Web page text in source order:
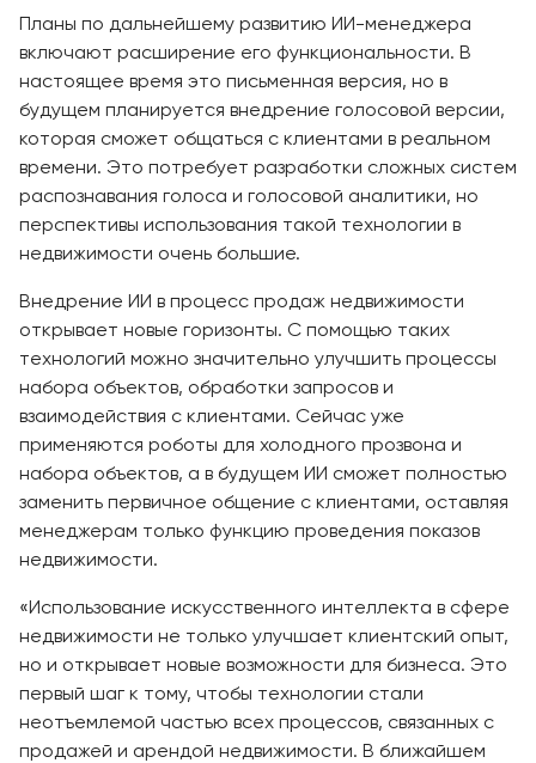
Планы по дальнейшему развитию ИИ-менеджера
включают расширение его функциональности. В
настоящее время это письменная версия, но в
будущем планируется внедрение голосовой версии,
которая сможет общаться с клиентами в реальном
времени. Это потребует разработки сложных систем
распознавания голоса и голосовой аналитики, но
перспективы использования такой технологии в
недвижимости очень большие.
Внедрение ИИ в процесс продаж недвижимости
открывает новые горизонты. С помощью таких
технологий можно значительно улучшить процессы
набора объектов, обработки запросов и
взаимодействия с клиентами. Сейчас уже
применяются роботы для холодного прозвона и
набора объектов, а в будущем ИИ сможет полностью
заменить первичное общение с клиентами, оставляя
менеджерам только функцию проведения показов
недвижимости.
«Использование искусственного интеллекта в сфере
недвижимости не только улучшает клиентский опыт,
но и открывает новые возможности для бизнеса. Это
первый шаг к тому, чтобы технологии стали
неотъемлемой частью всех процессов, связанных с
продажей и арендой недвижимости. В ближайшем